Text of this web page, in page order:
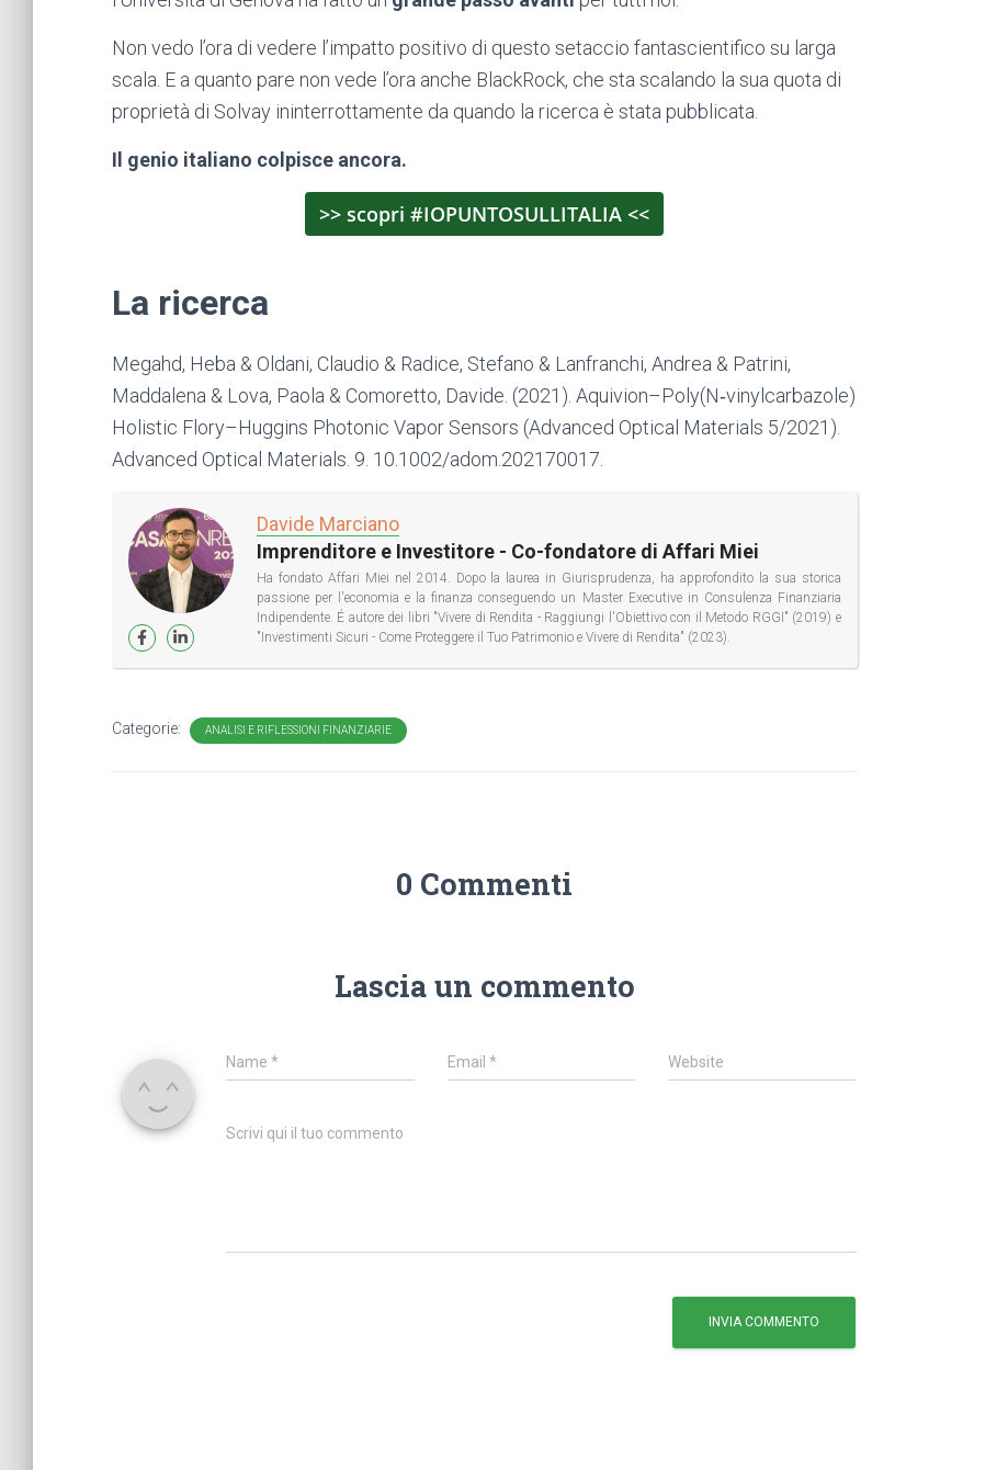
Non vedo l’ora di vedere l’impatto positivo di questo setaccio fantascientifico su larga
scala. E a quanto pare non vede l’ora anche BlackRock, che sta scalando la sua quota di
proprietà di Solvay ininterrottamente da quando la ricerca è stata pubblicata.
Il genio italiano colpisce ancora.
>> scopri #IOPUNTOSULLITALIA <<
La ricerca
Megahd, Heba & Oldani, Claudio & Radice, Stefano & Lanfranchi, Andrea & Patrini,
Maddalena & Lova, Paola & Comoretto, Davide. (2021). Aquivion–Poly(N‐vinylcarbazole)
Holistic Flory–Huggins Photonic Vapor Sensors (Advanced Optical Materials 5/2021).
Advanced Optical Materials. 9. 10.1002/adom.202170017.
Davide Marciano
Imprenditore e Investitore - Co-fondatore di Affari Miei
Ha fondato Affari Miei nel 2014. Dopo la laurea in Giurisprudenza, ha approfondito la sua storica
passione per l'economia e la finanza conseguendo un Master Executive in Consulenza Finanziaria
Indipendente. É autore dei libri "Vivere di Rendita - Raggiungi l'Obiettivo con il Metodo RGGI" (2019) e
"Investimenti Sicuri - Come Proteggere il Tuo Patrimonio e Vivere di Rendita" (2023).
Categorie: ANALISI E RIFLESSIONI FINANZIARIE
0 Commenti
Lascia un commento
Name * Email * Website
Scrivi qui il tuo commento